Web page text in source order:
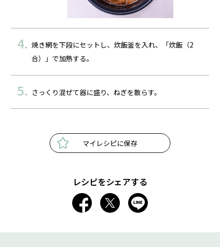
焼き網を下段にセットし、炊飯釜を入れ、「炊飯（2
合）」で加熱する。
さっくり混ぜて器に盛り、ねぎを散らす。
マイレシピに保存
レシピをシェアする